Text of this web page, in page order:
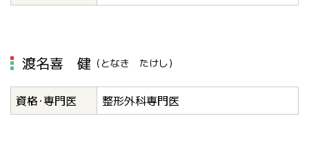
渡名喜 健 （となき たけし）
資格･専門医 整形外科専門医